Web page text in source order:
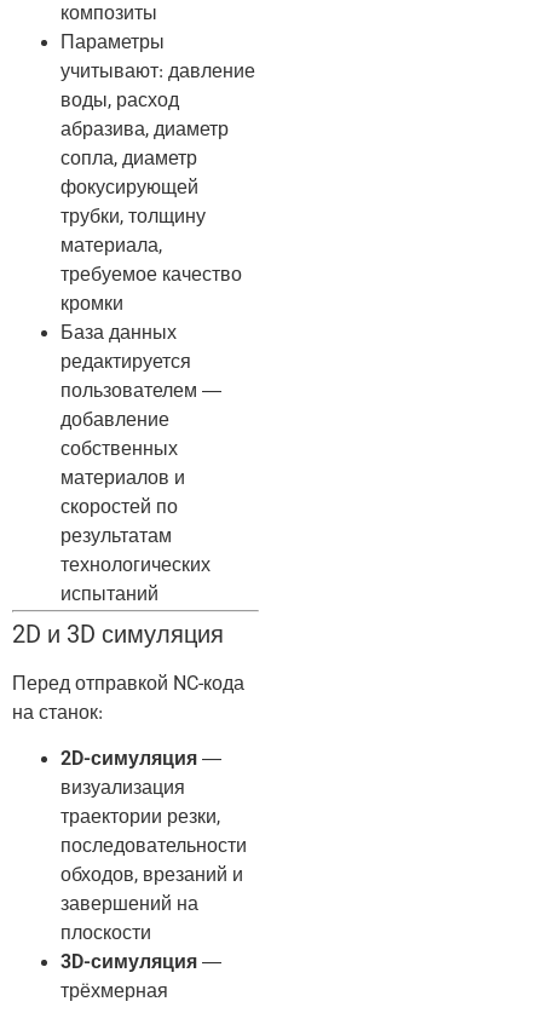
композиты
Параметры
учитывают: давление
воды, расход
абразива, диаметр
сопла, диаметр
фокусирующей
трубки, толщину
материала,
требуемое качество
кромки
База данных
редактируется
пользователем —
добавление
собственных
материалов и
скоростей по
результатам
технологических
испытаний
2D и 3D симуляция
Перед отправкой NC-кода
на станок:
2D-симуляция —
визуализация
траектории резки,
последовательности
обходов, врезаний и
завершений на
плоскости
3D-симуляция —
трёхмерная